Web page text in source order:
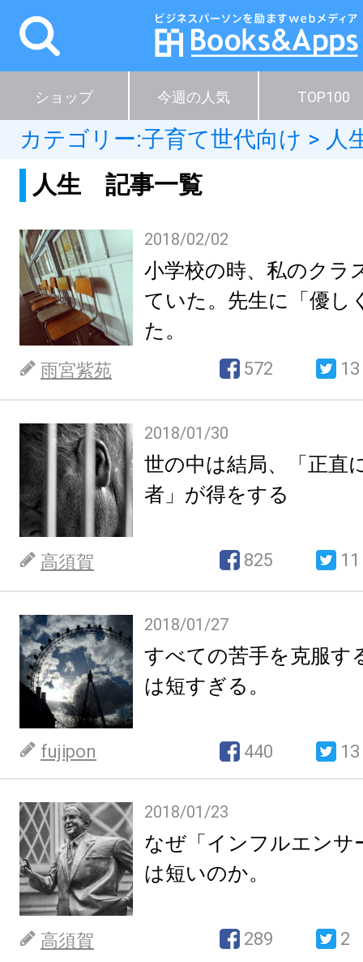
ショップ 今週の人気 TOP100
カテゴリー:子育て世代向け > 人
人生 記事一覧
2018/02/02
小学校の時、私のクラ
ていた。先生に「優し
た。
雨宮紫苑 572 13
2018/01/30
世の中は結局、「正直
者」が得をする
高須賀 825 11
2018/01/27
すべての苦手を克服す
は短すぎる。
fujipon 440 13
2018/01/23
なぜ「インフルエンサ
は短いのか。
高須賀 289 2